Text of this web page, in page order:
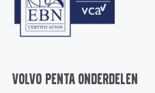
Volvo Penta onderdelen